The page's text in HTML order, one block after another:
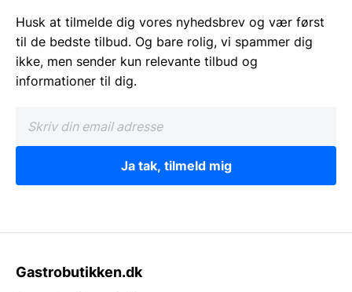
Husk at tilmelde dig vores nyhedsbrev og vær først
til de bedste tilbud. Og bare rolig, vi spammer dig
ikke, men sender kun relevante tilbud og
informationer til dig.
Ja tak, tilmeld mig
Gastrobutikken.dk